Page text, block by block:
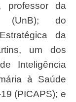
professor da
(UnB); do
da
um dos
Inteligência
à Saúde
(PICAPS); e